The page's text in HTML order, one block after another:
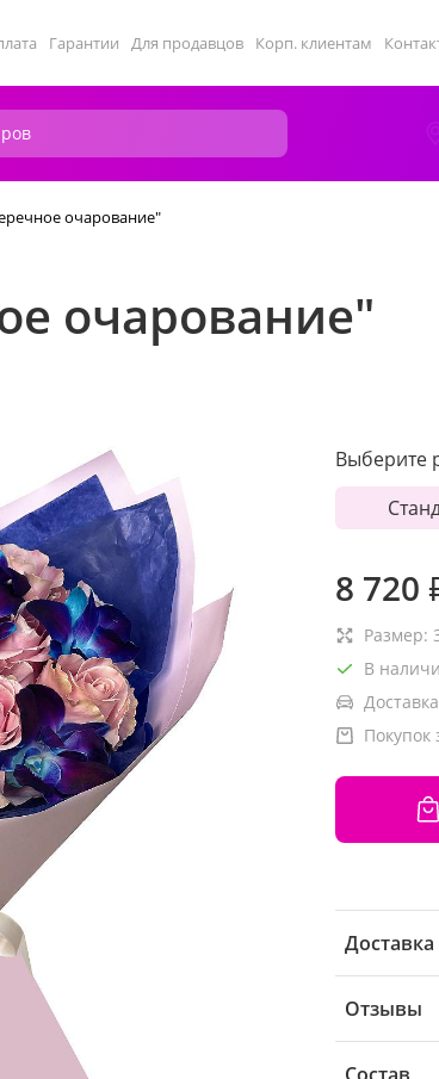
Гарантии Для продавцов Корп. клиентам
очарование"
очарование"
Выберите
8 720
Размер:
В
Покупок
Доставка
Отзывы